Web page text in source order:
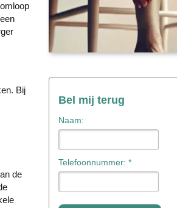
Bij
de
Bel mij terug
Naam:
Telefoonnummer: *